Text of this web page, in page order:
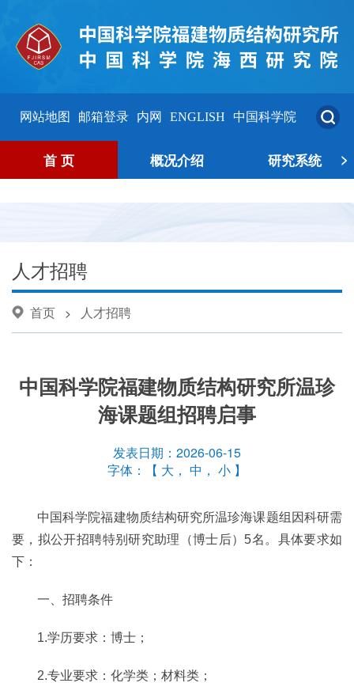
网站地图 邮箱登录 内网 ENGLISH 中国科学院
首 页 概况介绍 研究系统 >
人才招聘
首页 > 人才招聘
中国科学院福建物质结构研究所温珍
海课题组招聘启事
发表日期：2026-06-15
字体：【 大 ， 中 ， 小 】
中国科学院福建物质结构研究所温珍海课题组因科研需
要，拟公开招聘特别研究助理（博士后）5名。具体要求如
下：
一、招聘条件
1.学历要求：博士；
2.专业要求：化学类；材料类；